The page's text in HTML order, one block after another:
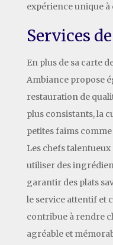
expérience unique à
Services
En plus de sa carte
Ambiance propose
restauration de
plus consistants, la
petites faims
Les chefs
utiliser des
garantir des plats
le service attentif et
contribue à rendre
agréable et